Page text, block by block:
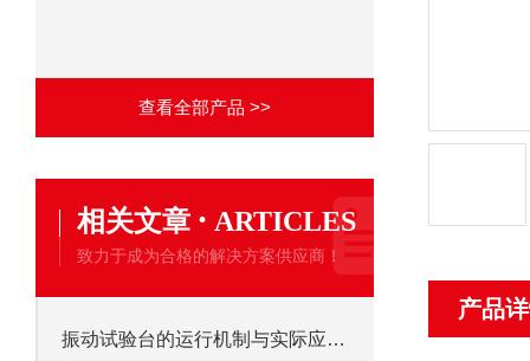
查看全部产品 >>
相关文章 · ARTICLES
致力于成为合格的解决方案供应商！
振动试验台的运行机制与实际应用解析
产品